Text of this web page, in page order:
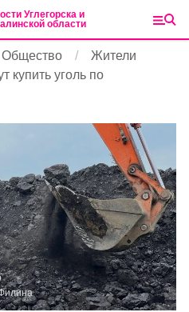
Углегорска и
области
Общество
Жители
купить уголь по